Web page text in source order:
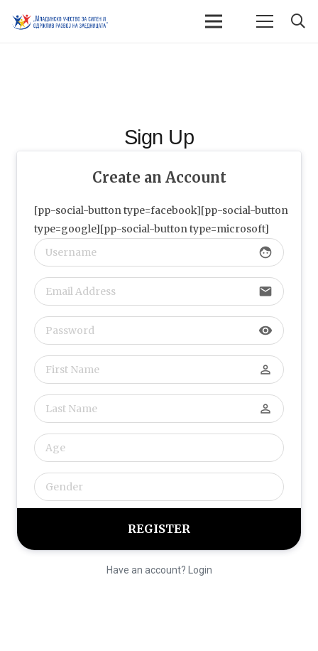
Sign Up
Create an Account
[pp-social-button type=facebook][pp-social-button
type=google][pp-social-button type=microsoft]
face
email
visibility
perm_identity
perm_identity
Have an account? Login